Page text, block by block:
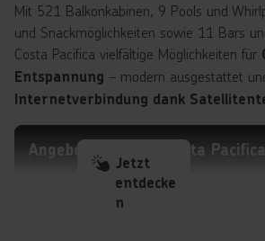
während die Sonnendecks und Pools
Momentebereitstehen.
interaktive Erlebnisbereiche und
runden das vielfältige Freizeitangebot
modernes
kulinarische Vielfalt, Wellness,
Unterhaltungauf ideale Weise – ein
Tag auf See Abwechslung, Genuss und
Mit 521 Balkonkabinen, 9 Pools und
und Snackmöglichkeiten sowie 11 Bars
Costa Pacifica vielfältige Möglichkeiten für
Entspannung – modern ausgestattet
Internetverbindung dank
Angebote mit der Costa Pacifica
Jetzt
entdecke
n